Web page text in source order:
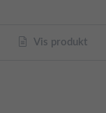
Vis produkt